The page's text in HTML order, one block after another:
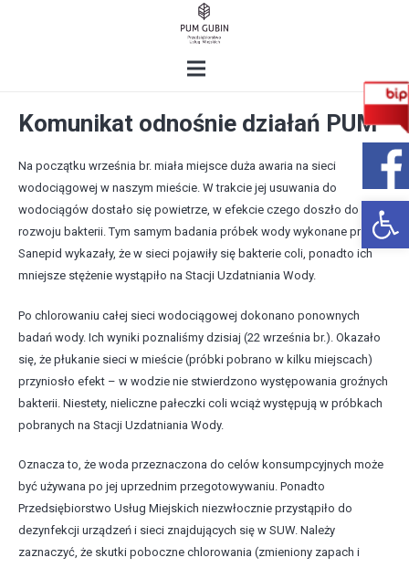
Komunikat odnośnie działań PUM
Na początku września br. miała miejsce duża awaria na sieci
wodociągowej w naszym mieście. W trakcie jej usuwania do
wodociągów dostało się powietrze, w efekcie czego doszło do
rozwoju bakterii. Tym samym badania próbek wody wykonane przez
Sanepid wykazały, że w sieci pojawiły się bakterie coli, ponadto ich
mniejsze stężenie wystąpiło na Stacji Uzdatniania Wody.
Po chlorowaniu całej sieci wodociągowej dokonano ponownych
badań wody. Ich wyniki poznaliśmy dzisiaj (22 września br.). Okazało
się, że płukanie sieci w mieście (próbki pobrano w kilku miejscach)
przyniosło efekt – w wodzie nie stwierdzono występowania groźnych
bakterii. Niestety, nieliczne pałeczki coli wciąż występują w próbkach
pobranych na Stacji Uzdatniania Wody.
Oznacza to, że woda przeznaczona do celów konsumpcyjnych może
być używana po jej uprzednim przegotowywaniu. Ponadto
Przedsiębiorstwo Usług Miejskich niezwłocznie przystąpiło do
dezynfekcji urządzeń i sieci znajdujących się w SUW. Należy
zaznaczyć, że skutki poboczne chlorowania (zmieniony zapach i